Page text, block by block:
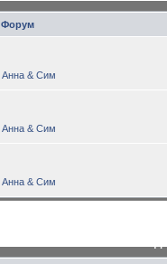
Форум
Анна & Сим
Анна & Сим
Анна & Сим